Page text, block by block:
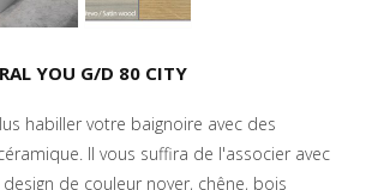
YOU G/D 80 CITY
habiller votre baignoire avec des
Il vous suffira de l'associer avec
de couleur noyer, chêne, bois